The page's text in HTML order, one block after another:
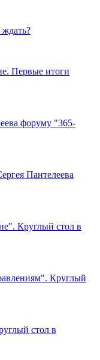
Первые итоги
форуму "365-
Пантелеева
Круглый стол в
Круглый
стол в